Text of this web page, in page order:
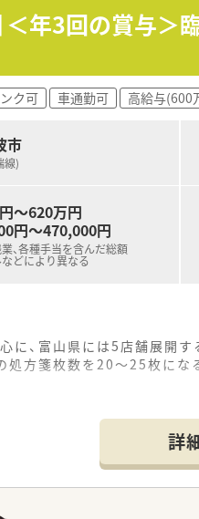
＜年3回の賞与
ク可 車通勤可 高給与(600
市
線)
～620万円
円～470,000円
、各種手当を含んだ総額
どにより異なる
に、富山県には5店舗展開す
方箋枚数を20～25枚にな
詳